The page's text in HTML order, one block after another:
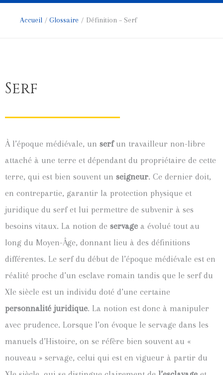
Accueil Glossaire Définition – Serf
Serf
À l’époque médiévale, un serfun travailleur non-libre
attaché à une terre et dépendant du propriétaire de cette
terre, qui est bien souvent un seigneur. Ce dernier doit,
en contrepartie, garantir la protection physique et
juridique du serf et lui permettre de subvenir à ses
besoins vitaux. La notion de servage a évolué tout au
long du Moyen-Âge, donnant lieu à des définitions
différentes. Le serf du début de l’époque médiévale est en
réalité proche d’un esclave romain tandis que le serf du
XIe siècle est un individu doté d’une certaine
personnalité juridique. La notion est donc à manipuler
avec prudence. Lorsque l’on évoque le servage dans les
manuels d’Histoire, on se réfère bien souvent au «
nouveau » servage, celui qui est en vigueur à partir du